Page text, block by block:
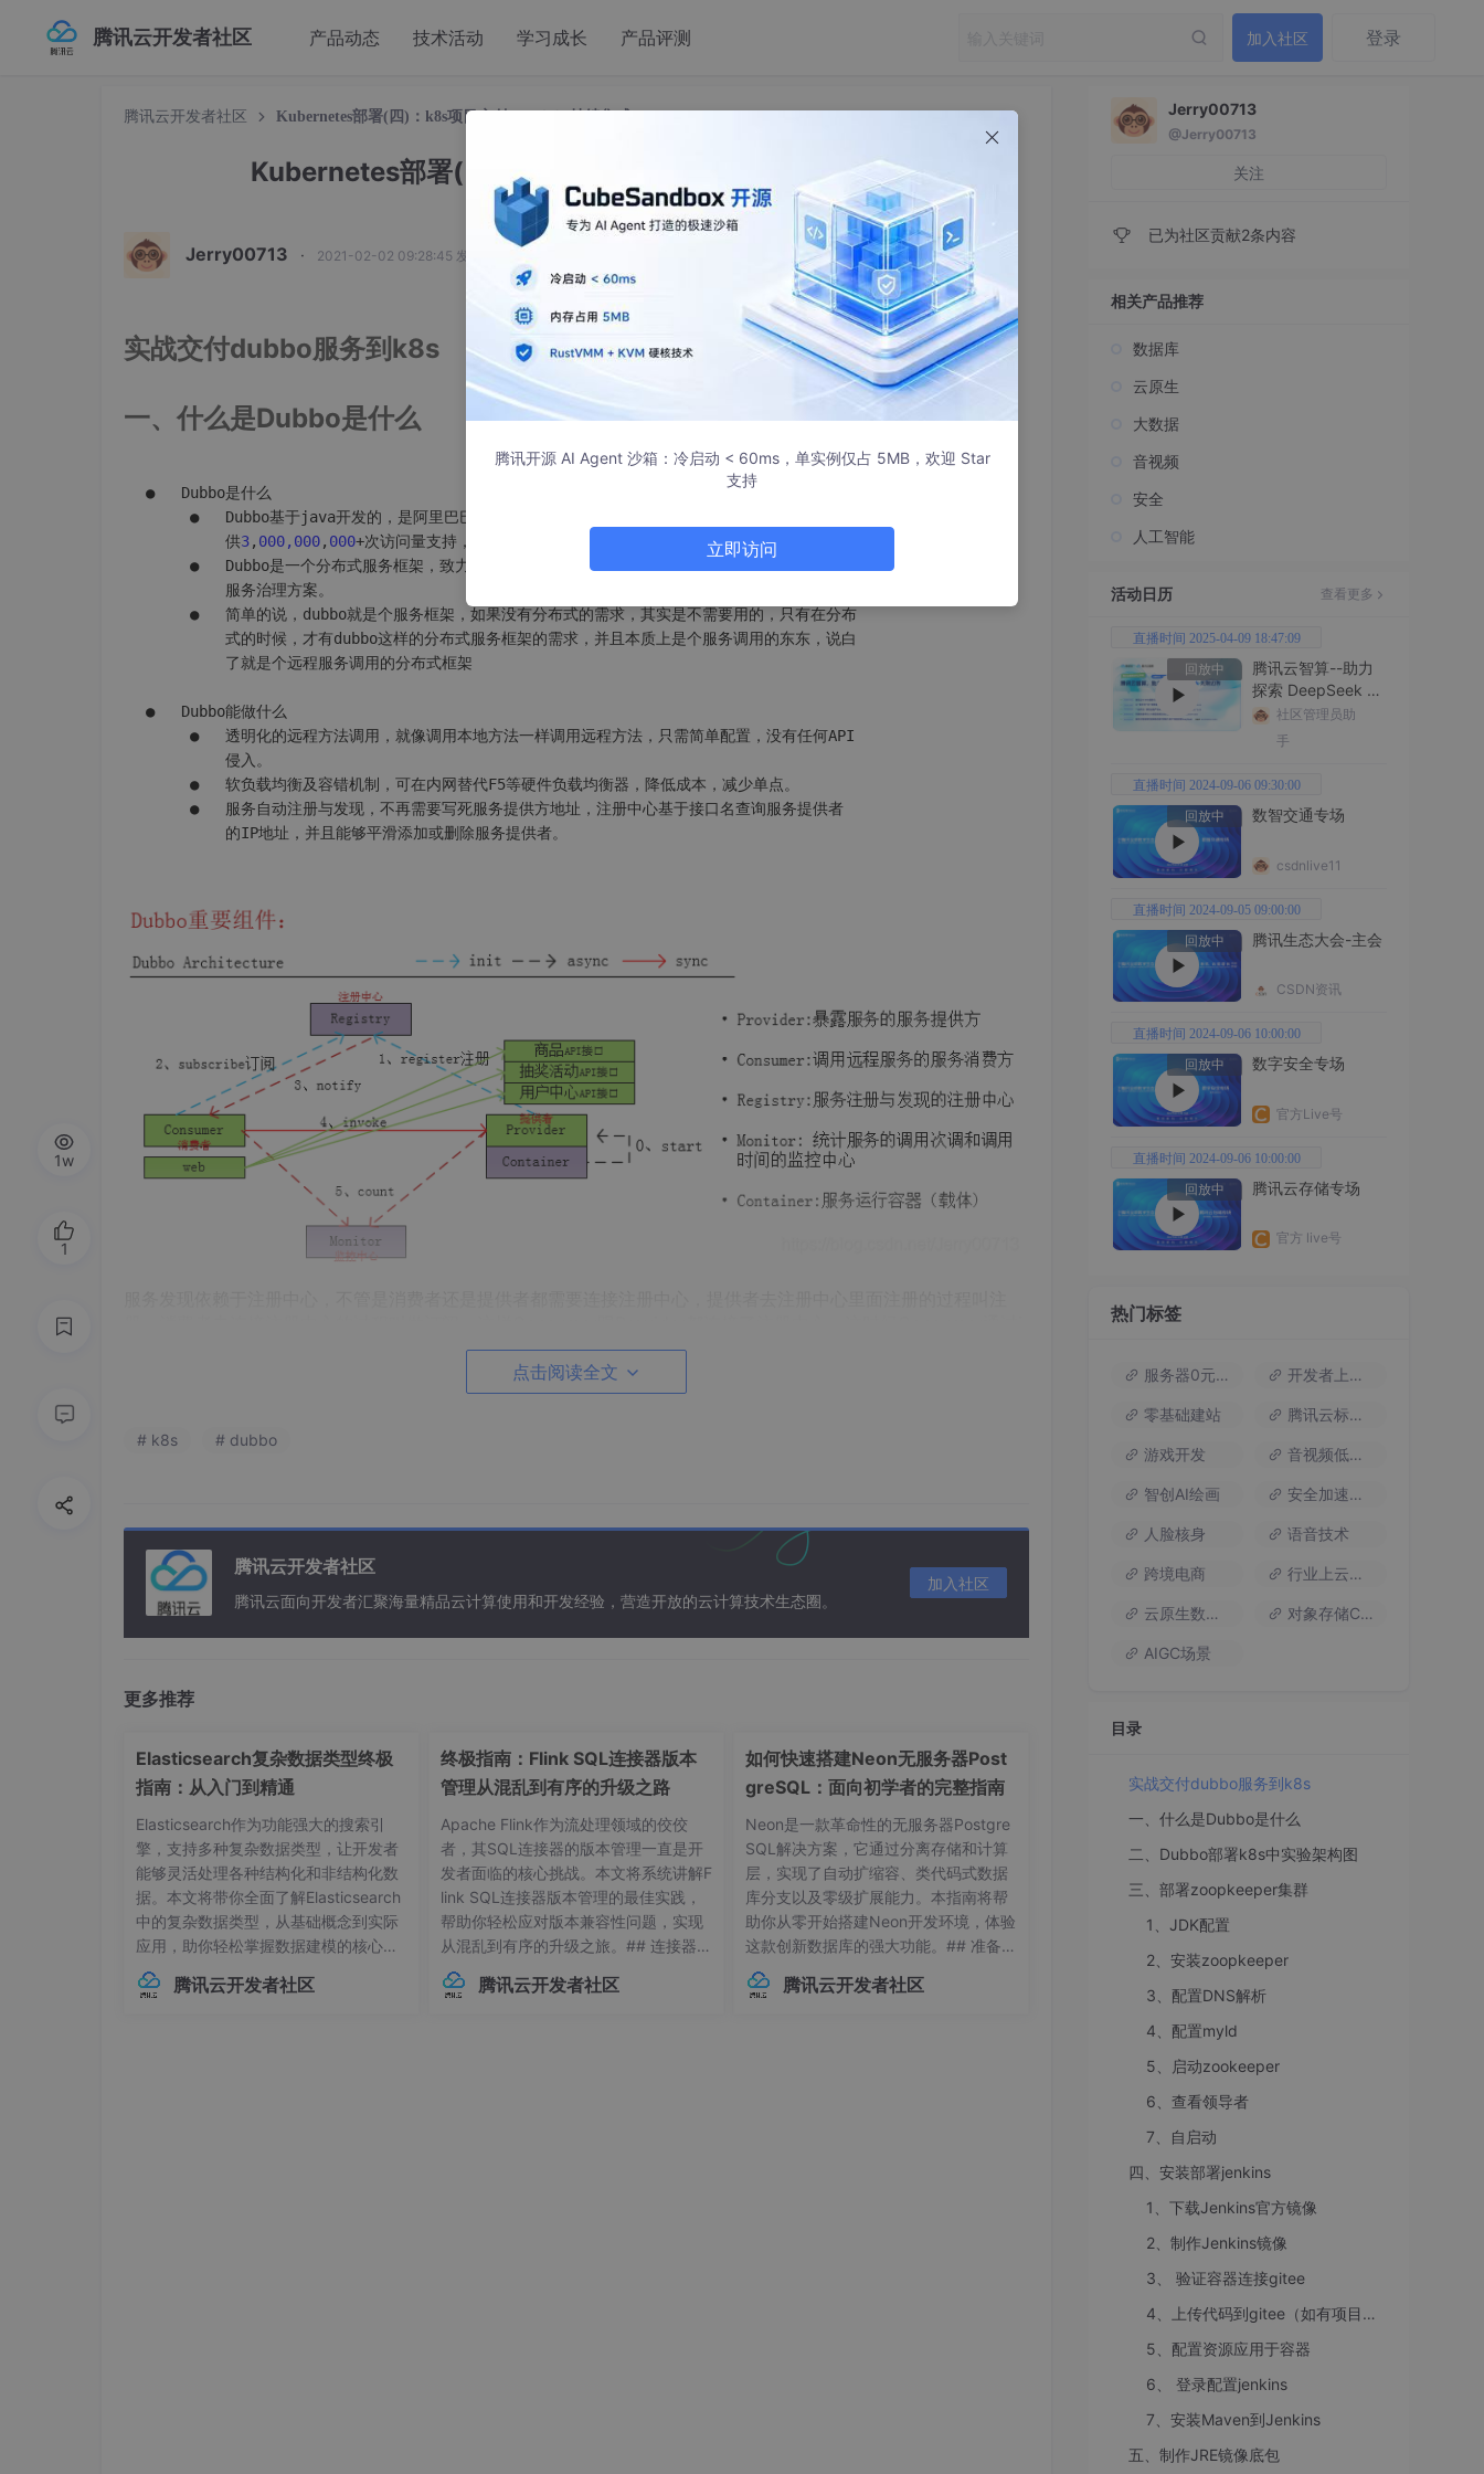
腾讯云开发者社区 产品动态 技术活动 学习成长 产品评测 加入社区 登录
腾讯云开发者社区 Kubernetes部署(四)：k8s项目交付----（1）持续集成
Kubernetes部署(四)：k8s项目交付----（1）持续集成
Jerry00713 · 2021-02-02 09:28:45 发布
实战交付dubbo服务到k8s
一、什么是Dubbo是什么
●   Dubbo是什么
●   Dubbo基于java开发的，是阿里巴巴
         供
3, 000,000, 000+次访问量支持，并被广泛应用于阿里巴巴集团的各成员站点。
●   Dubbo是一个分布式服务框架，致力于提供高性能和透明化的RPC远程服务调用方案,以及
         服务治理方案。
●   简单的说，dubbo就是个服务框架，如果没有分布式的需求，其实是不需要用的，只有在分布
         式的时候，才有dubbo这样的分布式服务框架的需求，并且本质上是个服务调用的东东，说白
         了就是个远程服务调用的分布式框架
●   Dubbo能做什么
●   透明化的远程方法调用，就像调用本地方法一样调用远程方法，只需简单配置，没有任何API
         侵入。
●   软负载均衡及容错机制，可在内网替代F5等硬件负载均衡器，降低成本，减少单点。
●   服务自动注册与发现，不再需要写死服务提供方地址，注册中心基于接口名查询服务提供者
         的IP地址，并且能够平滑添加或删除服务提供者。
nvokre(RPC协议，远程过程调用)去调用一个Provider服务的一个方法，就好像Consumer调用自己本地的方法一样
一个网站界面或者说一个前台的web工程，此页面里面可能有商品的浏览页、会员、个人用户中心、抽奖活动等等，
要调用后台不同的API接口，各个api我们以Provide生产者代替（浏览页Provide、会员Provide等等）。假如我们把
码就行解耦（每个程序之间的关联程度，叫做耦合度，上述描述中都卸载一套程序，只要改了一个地方，可能其他的
地方也要跟着改，这就叫做耦合度高，所以我们要接触耦合度高，让代码分开，叫做解耦）。
dubbo的机制：
思考：会员、积分、消费页面等等都进行了代码解耦后，直接前台连接后台api就行了，注册中心、服务发现又是什
么？如果一个客户在网站买一个商品，他会经历下单结算界面（使用了优惠券），点击支付的时候，后台会先去验证
如果在流量高峰期，就会卡的不要不要的。为了解决这种情况，引入了注册中心，消费者Consumer（各个前台页面
的代码）去向注册中心提交自身信息（过程叫订阅），告知有我这个页面，而提供者Provide（各个后台的api接口）
品，经历下单结算界面（使用了优惠券），会把这些信息告诉注册中心，由于其他的api接口实时的在监听中心注册
的变化，所以api进行了服务的自动发现，简称服务发现，这些对应的api接口，发现一个Consumer的服务请求，并
口)，让Consumer调用不同的一个单独的独立服务，就好像调用自己本地的方法一样。
Monitor 监控中心：可以监控发现有多少个Consumer消费者、多少个Provide提供者，他们之间怎么关联的、存在
什么问题。
所以交付Dubbo微服务流程：第一交付Registry注册中心、第二交付Provider提供者、第三交付Monitor监控中心、
第四交付Consumer消费者
二、Dubbo部署k8s中实验架构图
点击阅读全文
# k8s # dubbo
腾讯云开发者社区
腾讯云面向开发者汇聚海量精品云计算使用和开发经验，营造开放的云计算技术生态圈。
加入社区
更多推荐
Elasticsearch复杂数据类型终极
指南：从入门到精通
Elasticsearch作为功能强大的搜索引
擎，支持多种复杂数据类型，让开发者
能够灵活处理各种结构化和非结构化数
据。本文将带你全面了解Elasticsearch
中的复杂数据类型，从基础概念到实际
应用，助你轻松掌握数据建模的核心技
巧。## 内部对象：构建层级化数据结构
在Elasticsearch中，对象类型（Objec
腾讯云开发者社区
终极指南：Flink SQL连接器版本
管理从混乱到有序的升级之路
Apache Flink作为流处理领域的佼佼
者，其SQL连接器的版本管理一直是开
发者面临的核心挑战。本文将系统讲解F
link SQL连接器版本管理的最佳实践，
帮助你轻松应对版本兼容性问题，实现
从混乱到有序的升级之旅。## 连接器版
本管理的常见痛点 😫在Flink应用开发
中，连接器版本管理常常让开发者头疼
腾讯云开发者社区
如何快速搭建Neon无服务器Post
greSQL：面向初学者的完整指南
Neon是一款革命性的无服务器Postgre
SQL解决方案，它通过分离存储和计算
层，实现了自动扩缩容、类代码式数据
库分支以及零级扩展能力。本指南将帮
助你从零开始搭建Neon开发环境，体验
这款创新数据库的强大功能。## 准备工
作：环境要求与依赖项在开始搭建Neon
环境前，请确保你的系统满足以下要
腾讯云开发者社区
1w
1
Jerry00713
@Jerry00713
关注
已为社区贡献2条内容
相关产品推荐
数据库
云原生
大数据
音视频
安全
人工智能
活动日历 查看更多
直播时间 2025-04-09 18:47:09
回放中
腾讯云智算--助力
探索 DeepSeek 无
限边界社区管理员助
手
直播时间 2024-09-06 09:30:00
回放中
数智交通专场
csdnlive11
直播时间 2024-09-05 09:00:00
回放中
腾讯生态大会-主会
CSDN资讯
直播时间 2024-09-06 10:00:00
回放中
数字安全专场
官方Live号
直播时间 2024-09-06 10:00:00
回放中
腾讯云存储专场
官方 live号
热门标签
服务器0元试用 开发者上云包
零基础建站 腾讯云标杆案例
游戏开发 音视频低代码
智创AI绘画 安全加速流量
人脸核身 语音技术
跨境电商 行业上云方案
云原生数据库 对象存储COS
AIGC场景
目录
实战交付dubbo服务到k8s
一、什么是Dubbo是什么
二、Dubbo部署k8s中实验架构图
三、部署zoopkeeper集群
1、JDK配置
2、安装zoopkeeper
3、配置DNS解析
4、配置myld
5、启动zookeeper
6、查看领导者
7、自启动
四、安装部署jenkins
1、下载Jenkins官方镜像
2、制作Jenkins镜像
3、 验证容器连接gitee
4、上传代码到gitee（如有项目可不做）
5、配置资源应用于容器
6、 登录配置jenkins
7、安装Maven到Jenkins
五、制作JRE镜像底包
腾讯开源 AI Agent 沙箱：冷启动 < 60ms，单实例仅占 5MB，欢迎 Star
支持
立即访问